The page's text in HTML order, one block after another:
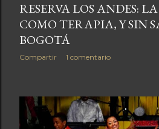
RESERVA LOS ANDES:
COMO TERAPIA, Y SIN
BOGOTÁ
Compartir 1 comentario